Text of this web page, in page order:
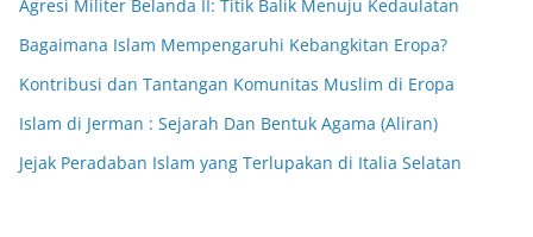
Agresi Militer Belanda II: Titik Balik Menuju Kedaulatan
Bagaimana Islam Mempengaruhi Kebangkitan Eropa?
Kontribusi dan Tantangan Komunitas Muslim di Eropa
Islam di Jerman : Sejarah Dan Bentuk Agama (Aliran)
Jejak Peradaban Islam yang Terlupakan di Italia Selatan